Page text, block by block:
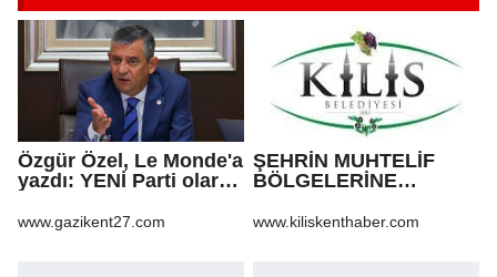
Özgür Özel, Le Monde'a
yazdı: YENİ Parti olarak
öneriyoruz
www.gazikent27.com
ŞEHRİN MUHTELİF
BÖLGELERİNE
VE BOZULAN
www.kiliskenthaber.com